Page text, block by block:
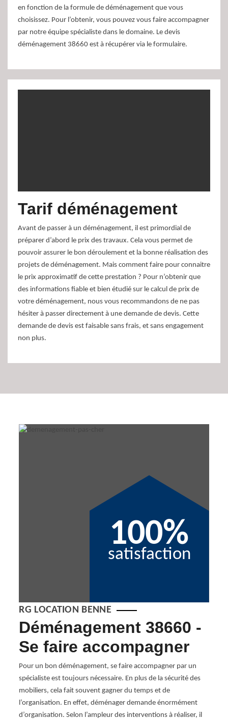
en fonction de la formule de déménagement que vous
choisissez. Pour l’obtenir, vous pouvez vous faire accompagner
par notre équipe spécialiste dans le domaine. Le devis
déménagement 38660 est à récupérer via le formulaire.
Tarif déménagement
Avant de passer à un déménagement, il est primordial de
préparer d’abord le prix des travaux. Cela vous permet de
pouvoir assurer le bon déroulement et la bonne réalisation des
projets de déménagement. Mais comment faire pour connaitre
le prix approximatif de cette prestation ? Pour n’obtenir que
des informations fiable et bien étudié sur le calcul de prix de
votre déménagement, nous vous recommandons de ne pas
hésiter à passer directement à une demande de devis. Cette
demande de devis est faisable sans frais, et sans engagement
non plus.
100%
satisfaction
RG LOCATION BENNE
Déménagement 38660 -
Se faire accompagner
Pour un bon déménagement, se faire accompagner par un
spécialiste est toujours nécessaire. En plus de la sécurité des
mobiliers, cela fait souvent gagner du temps et de
l’organisation. En effet, déménager demande énormément
d’organisation. Selon l’ampleur des interventions à réaliser, il